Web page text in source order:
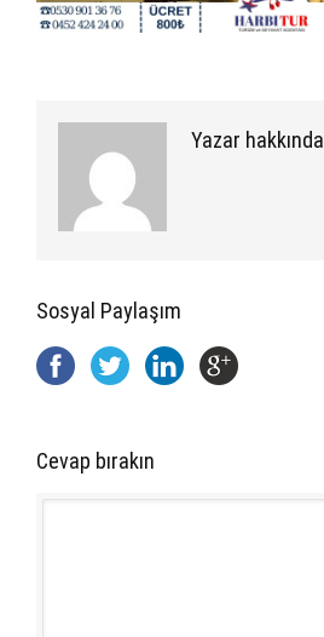
Yazar hakkında
Sosyal Paylaşım
Cevap bırakın